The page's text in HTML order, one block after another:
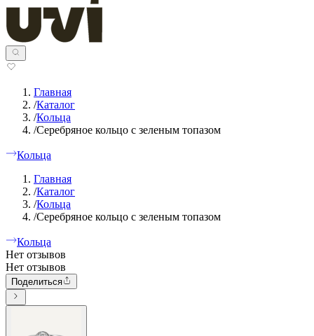
Главная
/Каталог
/Кольца
/Серебряное кольцо с зеленым топазом
Кольца
Главная
/Каталог
/Кольца
/Серебряное кольцо с зеленым топазом
Кольца
Нет отзывов
Нет отзывов
Поделиться